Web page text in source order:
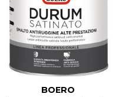
BOERO